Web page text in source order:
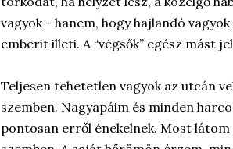
vagyok - hanem, hogy hajlandó
emberit illeti. A “végsők” egész mást
Teljesen tehetetlen vagyok az utcán
szemben. Nagyapáim és minden
pontosan erről énekelnek. Most